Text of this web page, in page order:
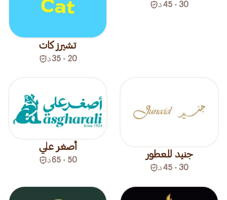
30 - 45 د
تشيرز كات
20 - 35 د
جنيد للعطور
30 - 45 د
أصغر علي
50 - 65 د